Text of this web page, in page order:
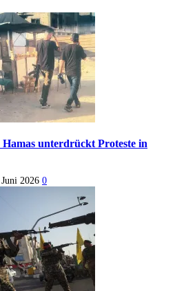
unterdrückt Proteste in
2026 0